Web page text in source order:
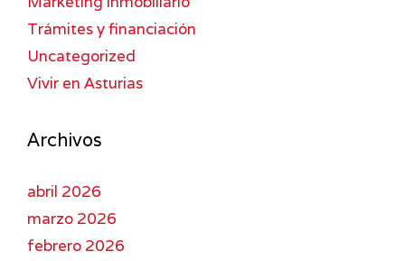
Trámites y financiación
Uncategorized
Vivir en Asturias
Archivos
abril 2026
marzo 2026
febrero 2026